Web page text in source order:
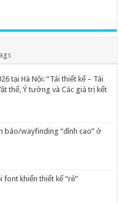
tại Hà Nội: “Tái thiết kế – Tái
thể, Ý tưởng và Các giá trị kết
báo/wayfinding “đỉnh cao” ở
font khiến thiết kế “rẻ”